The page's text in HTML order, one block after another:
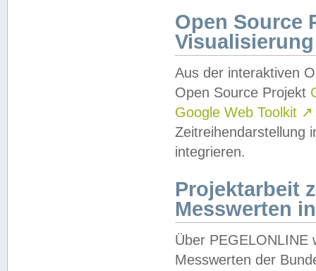
Open Source
Visualisierung
Aus der interaktiven
Open Source Projekt
Google Web Toolkit ↗
Zeitreihendarstellung
integrieren.
Projektarbeit
Messwerten
Über PEGELONLINE
Messwerten der